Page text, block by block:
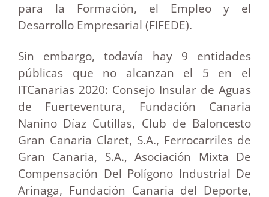
para la Formación, el Empleo y el
Desarrollo Empresarial (FIFEDE).
Sin embargo, todavía hay 9 entidades
públicas que no alcanzan el 5 en el
ITCanarias 2020: Consejo Insular de Aguas
de Fuerteventura, Fundación Canaria
Nanino Díaz Cutillas, Club de Baloncesto
Gran Canaria Claret, S.A., Ferrocarriles de
Gran Canaria, S.A., Asociación Mixta De
Compensación Del Polígono Industrial De
Arinaga, Fundación Canaria del Deporte,